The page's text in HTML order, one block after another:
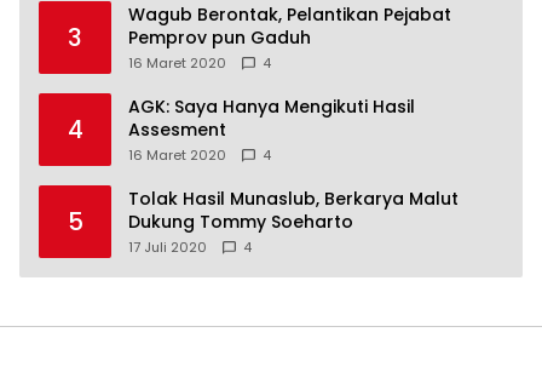
3
Wagub Berontak, Pelantikan Pejabat
Pemprov pun Gaduh
16 Maret 2020 4
4
AGK: Saya Hanya Mengikuti Hasil
Assesment
16 Maret 2020 4
5
Tolak Hasil Munaslub, Berkarya Malut
Dukung Tommy Soeharto
17 Juli 2020 4